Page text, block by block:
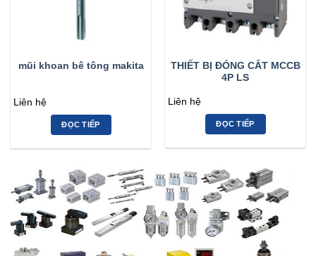
mũi khoan bê tông makita
Liên hệ
ĐỌC TIẾP
THIẾT BỊ ĐÓNG CẮT MCCB
4P LS
Liên hệ
ĐỌC TIẾP